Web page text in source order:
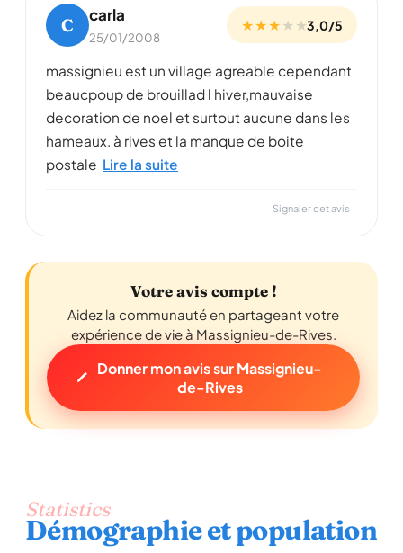
C carla
25/01/2008
★ ★ ★★ ★3,0/5
massignieu est un village agreable cependant
beaucpoup de brouillad l hiver,mauvaise
decoration de noel et surtout aucune dans les
hameaux. à rives et la manque de boite
postale Lire la suite
Signaler cet avis
Votre avis compte !
Aidez la communauté en partageant votre
expérience de vie à Massignieu-de-Rives.
Donner mon avis sur Massignieu-
de-Rives
Statistics
Démographie et population